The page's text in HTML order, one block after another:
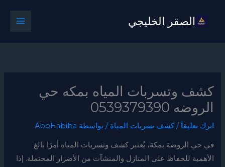
الصقر الخليجي
كشف وتسربات المياه بمكه حي
الروضه 0539379390
اترك تعليقاً /كشف تسربات المياة / بواسطة AboHabiba
في حي الروضة بمكة، يُعتبر كشف وتسربات المياه أمرًا بالغ
الأهمية للحفاظ على المنازل والمنشآت من الأضرار المحتملة. إذا